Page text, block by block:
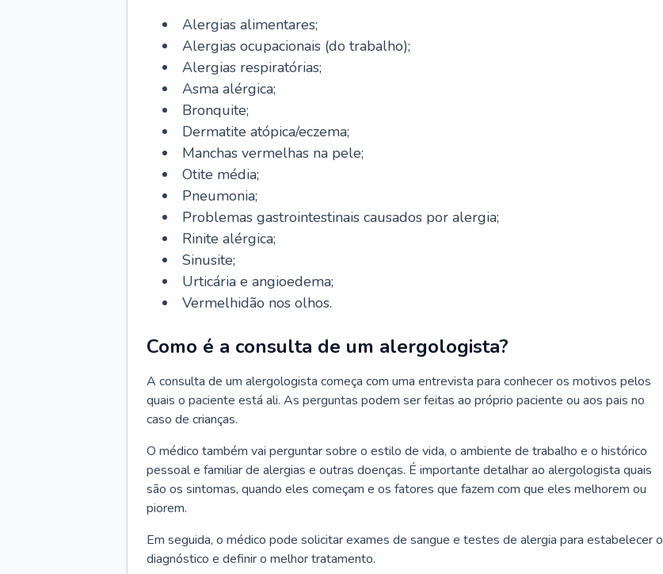
Alergias alimentares;
Alergias ocupacionais (do trabalho);
Alergias respiratórias;
Asma alérgica;
Bronquite;
Dermatite atópica/eczema;
Manchas vermelhas na pele;
Otite média;
Pneumonia;
Problemas gastrointestinais causados por alergia;
Rinite alérgica;
Sinusite;
Urticária e angioedema;
Vermelhidão nos olhos.
Como é a consulta de um alergologista?
A consulta de um alergologista começa com uma entrevista para conhecer os motivos pelos
quais o paciente está ali. As perguntas podem ser feitas ao próprio paciente ou aos pais no
caso de crianças.
O médico também vai perguntar sobre o estilo de vida, o ambiente de trabalho e o histórico
pessoal e familiar de alergias e outras doenças. É importante detalhar ao alergologista quais
são os sintomas, quando eles começam e os fatores que fazem com que eles melhorem ou
piorem.
Em seguida, o médico pode solicitar exames de sangue e testes de alergia para estabelecer o
diagnóstico e definir o melhor tratamento.